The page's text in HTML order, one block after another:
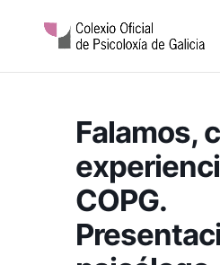
Falamos,
COPG.